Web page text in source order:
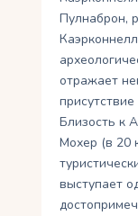
Пулнаброн,
отражает
Близость к
Мохер (в 20
выступает